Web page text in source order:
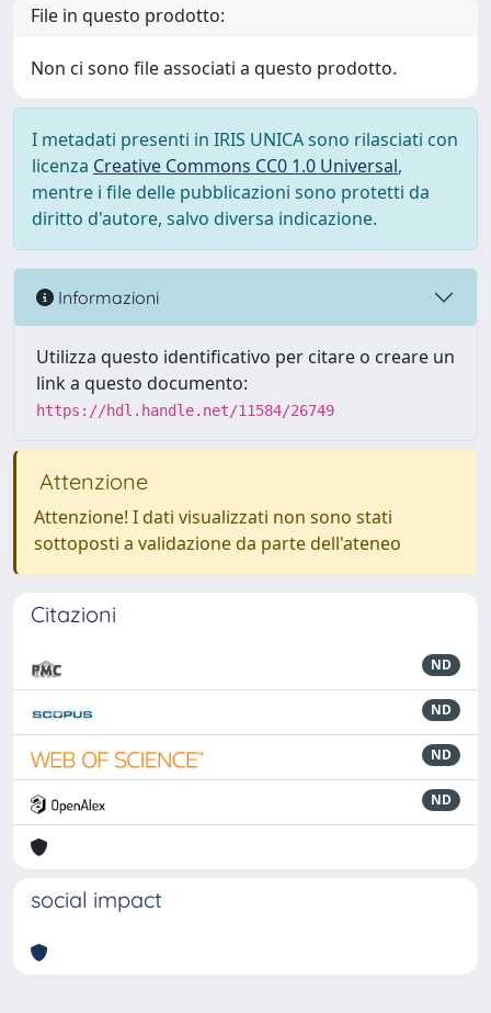
File in questo prodotto:
Non ci sono file associati a questo prodotto.
I metadati presenti in IRIS UNICA sono rilasciati con
licenza Creative Commons CC0 1.0 Universal,
mentre i file delle pubblicazioni sono protetti da
diritto d'autore, salvo diversa indicazione.
Informazioni
Utilizza questo identificativo per citare o creare un
link a questo documento:
https://hdl.handle.net/11584/26749
Attenzione
Attenzione! I dati visualizzati non sono stati
sottoposti a validazione da parte dell'ateneo
Citazioni
ND
ND
ND
ND
social impact